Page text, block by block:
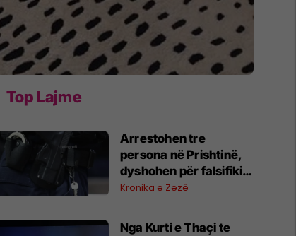
Top Lajme
Arrestohen tre
persona në Prishtinë,
dyshohen për falsifikim
dokumentesh dhe
Kronika e Zezë
Nga Kurti e Thaçi te